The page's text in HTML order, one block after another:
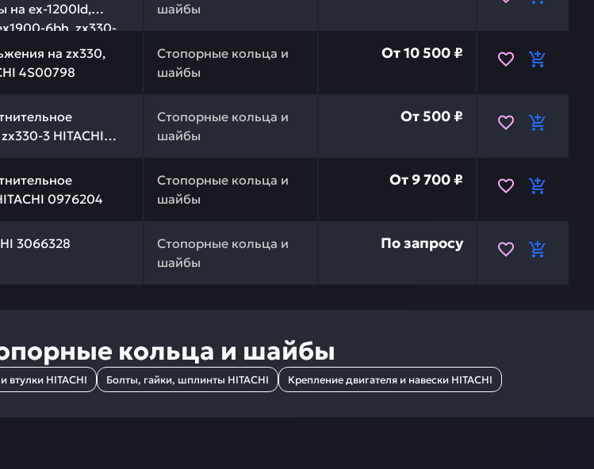
на ex-1200ld,
6bh, zx330-
шайбы
на zx330,
4S00798
Стопорные кольца и
шайбы
подбор. Кольцо скольжения на zx330, zx330lc HITACHI 4S00798 — это
От10 500 ₽
3 HITACHI
Стопорные кольца и
шайбы
подбор. Кольцо уплотнительное 29,87х1,78 на zx330-3 HITACHI
От500 ₽
0976204
Стопорные кольца и
шайбы
подбор. Кольцо уплотнительное на zx330-5g HITACHI 0976204 — это
От9 700 ₽
3066328
Стопорные кольца и
шайбы
подбор. Шайба HITACHI 3066328 — это инвестиция в бесперебойную
По запросу
кольца и шайбы
втулки HITACHI Болты, гайки, шплинты HITACHI Крепление двигателя и навески HITACHI